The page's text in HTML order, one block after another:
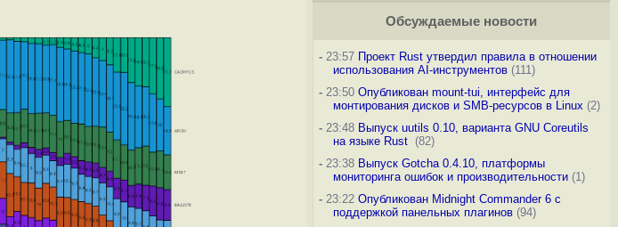
Обсуждаемые новости
-23:57 Проект Rust утвердил правила в отношении
использования AI-инструментов(111)
-23:50 Опубликован mount-tui, интерфейс для
монтирования дисков и SMB-ресурсов в Linux (2)
-23:48 Выпуск uutils 0.10, варианта GNU Coreutils
на языке Rust (82)
-23:38 Выпуск Gotcha 0.4.10, платформы
мониторинга ошибок и производительности(1)
-23:22 Опубликован Midnight Commander 6 c
поддержкой панельных плагинов(94)